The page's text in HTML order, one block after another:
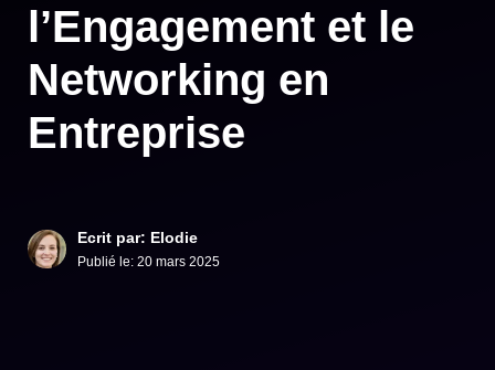
l’Engagement et le
Networking en
Entreprise
Ecrit par: Elodie
Publié le: 20 mars 2025